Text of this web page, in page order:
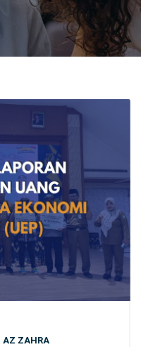
AZ ZAHRA